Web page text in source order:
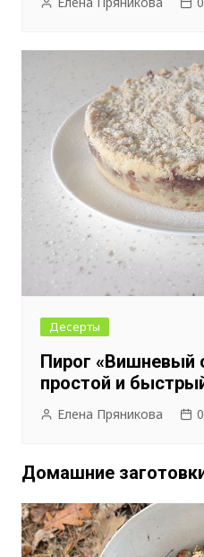
Десерты
Пирог «Вишневый
простой и
Елена Пряникова
Домашние